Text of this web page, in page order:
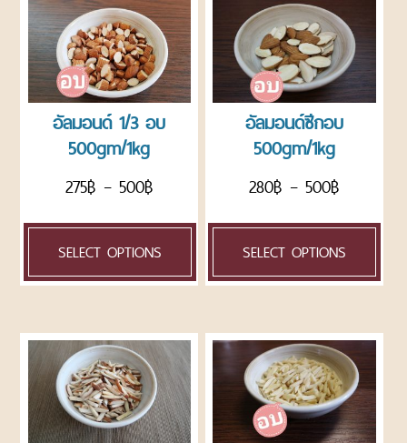
ข่าวสาร
อัลมอนด์ 1/3 อบ
500gm/1kg
275฿ – 500฿
SELECT OPTIONS
อัลมอนด์ซีกอบ
500gm/1kg
280฿ – 500฿
SELECT OPTIONS